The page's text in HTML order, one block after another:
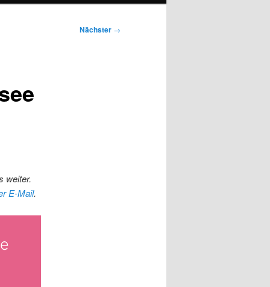
Nächster →
weiter.
E-Mail.